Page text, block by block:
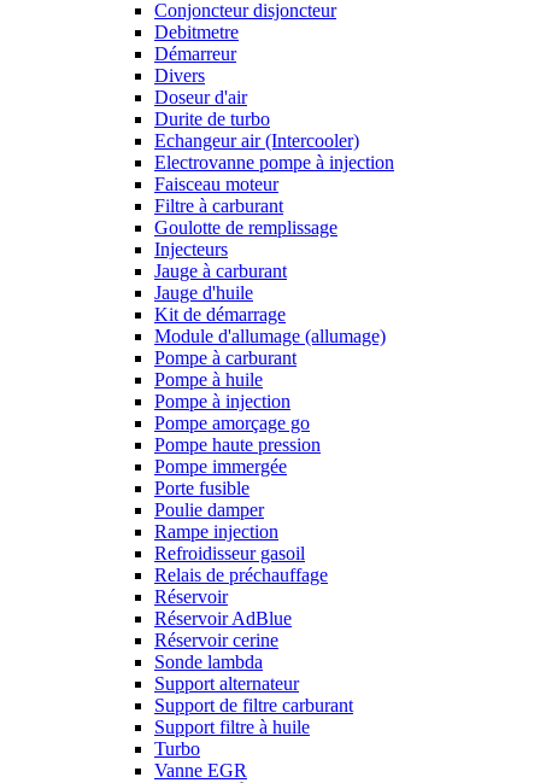
Conjoncteur disjoncteur
Debitmetre
Démarreur
Divers
Doseur d'air
Durite de turbo
Echangeur air (Intercooler)
Electrovanne pompe à injection
Faisceau moteur
Filtre à carburant
Goulotte de remplissage
Injecteurs
Jauge à carburant
Jauge d'huile
Kit de démarrage
Module d'allumage (allumage)
Pompe à carburant
Pompe à huile
Pompe à injection
Pompe amorçage go
Pompe haute pression
Pompe immergée
Porte fusible
Poulie damper
Rampe injection
Refroidisseur gasoil
Relais de préchauffage
Réservoir
Réservoir AdBlue
Réservoir cerine
Sonde lambda
Support alternateur
Support de filtre carburant
Support filtre à huile
Turbo
Vanne EGR